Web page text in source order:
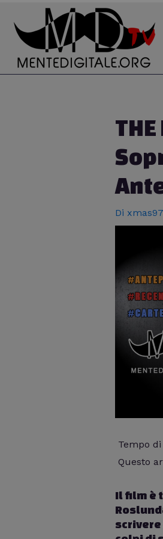
contenuto
Di
Tempo
Questo
Il film è
articoli